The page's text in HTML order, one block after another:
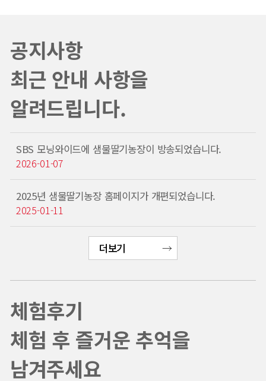
공지사항
최근 안내 사항을
알려드립니다.
SBS 모닝와이드에 샘물딸기농장이 방송되었습니다.
2026-01-07
2025년 샘물딸기농장 홈페이지가 개편되었습니다.
2025-01-11
더보기
체험후기
체험 후 즐거운 추억을
남겨주세요